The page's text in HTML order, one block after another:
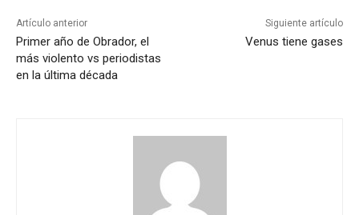
Artículo anterior
Primer año de Obrador, el
más violento vs periodistas
en la última década
Siguiente artículo
Venus tiene gases